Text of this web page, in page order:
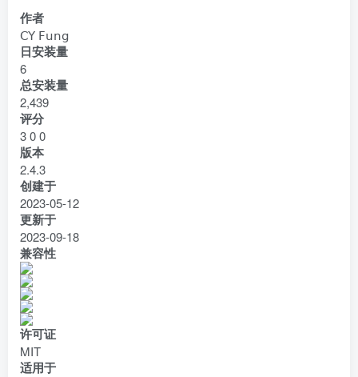
作者
𝖢𝖸 𝖥𝗎𝗇𝗀
日安装量
6
总安装量
2,439
评分
300
版本
2.4.3
创建于
2023-05-12
更新于
2023-09-18
兼容性
许可证
MIT
适用于